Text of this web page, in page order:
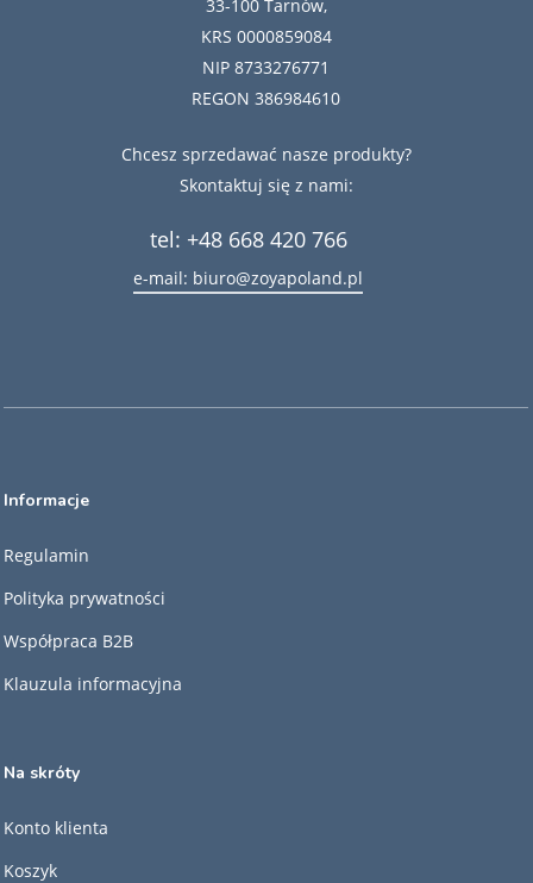
33-100 Tarnów,
KRS 0000859084
NIP 8733276771
REGON 386984610
Chcesz sprzedawać nasze produkty?
Skontaktuj się z nami:
tel: +48 668 420 766
e-mail: biuro@zoyapoland.pl
Informacje
Regulamin
Polityka prywatności
Współpraca B2B
Klauzula informacyjna
Na skróty
Konto klienta
Koszyk